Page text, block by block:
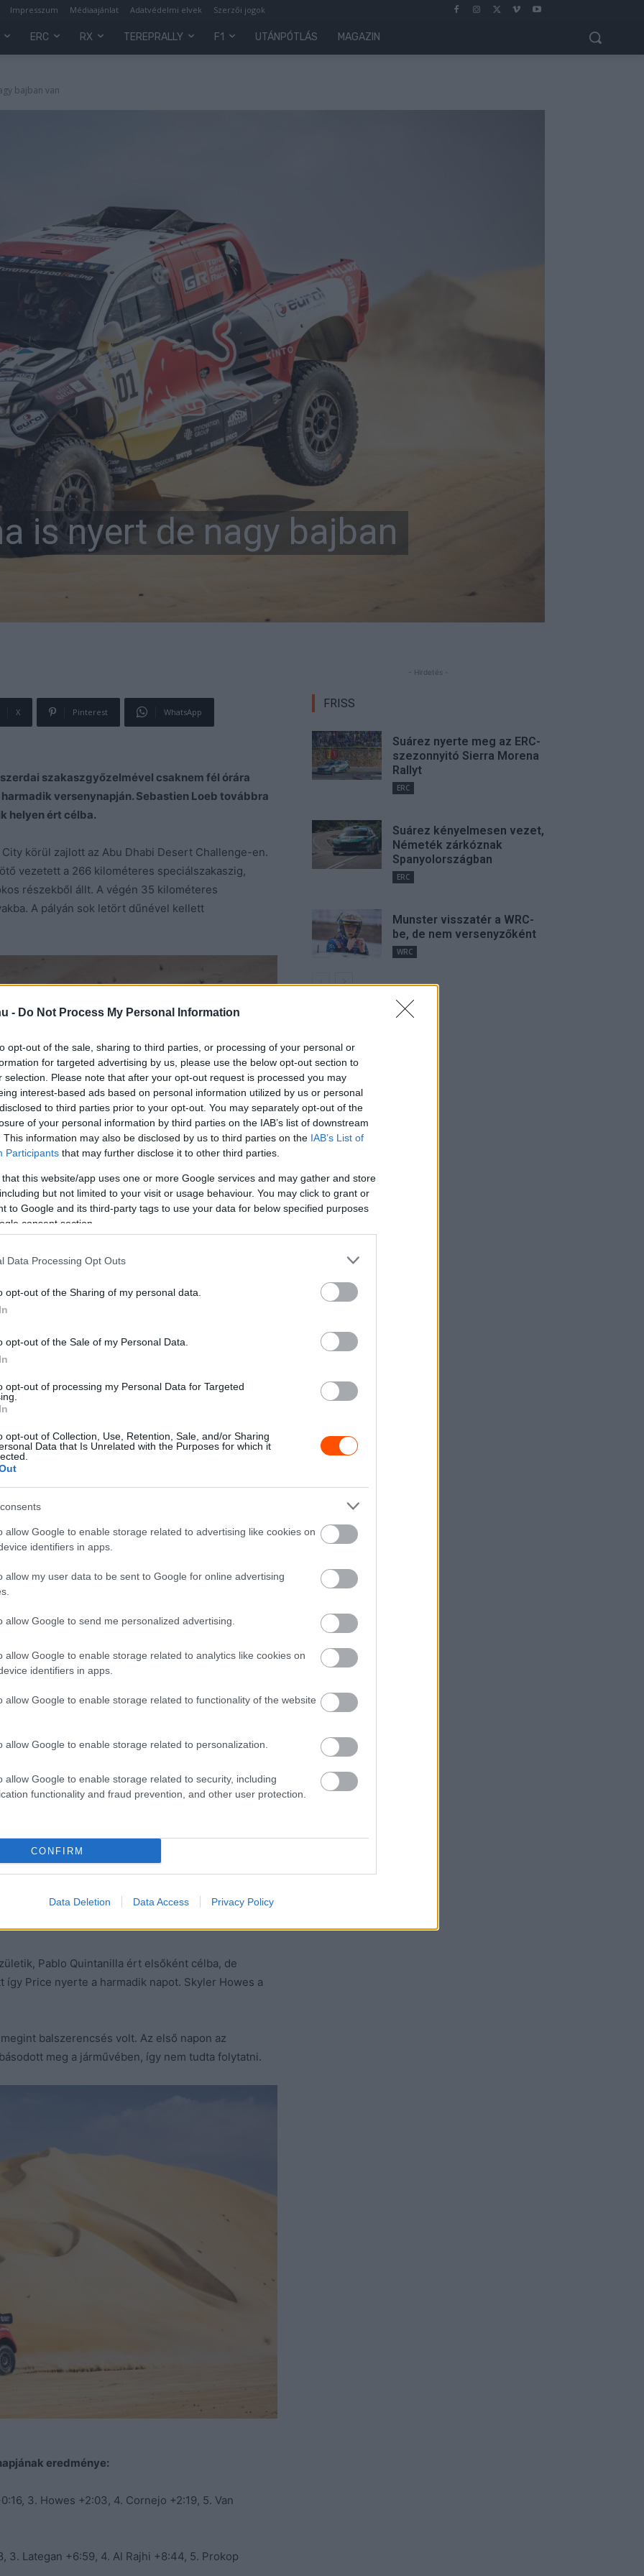
- Do Not Process My Personal Information
opt-out of the sale, sharing to third parties, or processing of your personal or
for targeted advertising by us, please use the below opt-out section to
selection. Please note that after your opt-out request is processed you may
interest-based ads based on personal information utilized by us or personal
to third parties prior to your opt-out. You may separately opt-out of the
of your personal information by third parties on the IAB’s list of downstream
This information may also be disclosed by us to third parties on the IAB’s List of
Participants that may further disclose it to other third parties.
that this website/app uses one or more Google services and may gather and store
but not limited to your visit or usage behaviour. You may click to grant or
to Google and its third-party tags to use your data for below specified purposes
consent section.
Data Processing Opt Outs
opt-out of the Sharing of my personal data.
opt-out of the Sale of my Personal Data.
opt-out of processing my Personal Data for Targeted
opt-out of Collection, Use, Retention, Sale, and/or Sharing
Data that Is Unrelated with the Purposes for which it
allow Google to enable storage related to advertising like cookies on
identifiers in apps.
allow my user data to be sent to Google for online advertising
allow Google to send me personalized advertising.
allow Google to enable storage related to analytics like cookies on
identifiers in apps.
allow Google to enable storage related to functionality of the website
allow Google to enable storage related to personalization.
allow Google to enable storage related to security, including
functionality and fraud prevention, and other user protection.
CONFIRM
Data Deletion Data Access Privacy Policy
Impresszum Médiaajánlat Adatvédelmi elvek Szerzői jogok
ERC RX TEREPRALLY F1 UTÁNPÓTLÁS MAGAZIN
bajban van
is nyert de nagy bajban
X Pinterest WhatsApp
szakaszgyőzelmével csaknem fél órára
versenynapján. Sebastien Loeb továbbra
helyen ért célba.
körül zajlott az Abu Dhabi Desert Challenge-en.
vezetett a 266 kilométeres speciálszakaszig,
részekből állt. A végén 35 kilométeres
A pályán sok letört dűnével kellett
Loeb hiába igyekezett ma sem tudta
volt a franciánál. A verseny érdekessége, hogy a
a résztvevők, és úgy tűnik ez Al-Attyiahnak
fél órával vezeti az összetettet a csapattárs Al Rajhi
van, ugyanis a cél előtt nem sokkal alaposan
és a szélvédő sérült, de a legnagyobb probléma
hajt végre kisebb csodát az éjszaka, akkor az
lett a harmadik, a szintén Toyotával versenyző Al-
Pablo Quintanilla ért elsőként célba, de
Price nyerte a harmadik napot. Skyler Howes a
balszerencsés volt. Az első napon az
meg a járművében, így nem tudta folytatni.
eredménye:
3. Howes +2:03, 4. Cornejo +2:19, 5. Van
3. Lategan +6:59, 4. Al Rajhi +8:44, 5. Prokop
- Hirdetés -
FRISS
Suárez nyerte meg az ERC-
szezonnyitó Sierra Morena
Rallyt
ERC
Suárez kényelmesen vezet,
Németék zárkóznak
Spanyolországban
ERC
Munster visszatér a WRC-
be, de nem versenyzőként
WRC